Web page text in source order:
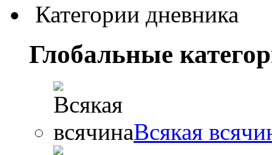
Категории дневника
Глобальные
Всякая